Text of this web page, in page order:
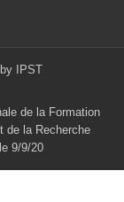
IPST
de la Formation
de la Recherche
9/9/20